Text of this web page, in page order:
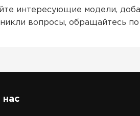
интересующие модели,
вопросы, обращайтесь
нас